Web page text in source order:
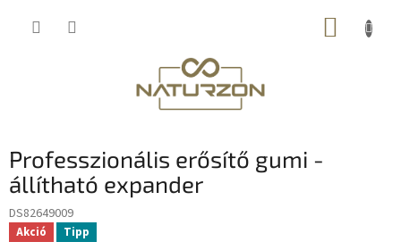
KOSÁR
Professzionális erősítő gumi -
állítható expander
DS82649009
Akció Tipp